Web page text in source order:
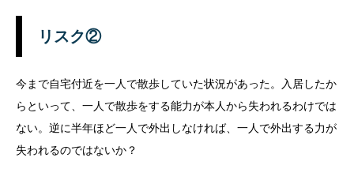
リスク②
今まで自宅付近を一人で散歩していた状況があった。入居したか
らといって、一人で散歩をする能力が本人から失われるわけでは
ない。逆に半年ほど一人で外出しなければ、一人で外出する力が
失われるのではないか？